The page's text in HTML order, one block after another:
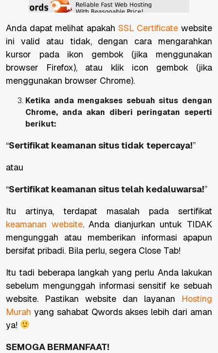
Anda dapat melihat apakah SSL Certificate website
ini valid atau tidak, dengan cara mengarahkan
kursor pada ikon gembok (jika menggunakan
browser Firefox), atau klik icon gembok (jika
menggunakan browser Chrome).
Ketika anda mengakses sebuah situs dengan
Chrome, anda akan diberi peringatan seperti
berikut:
“Sertifikat keamanan situs tidak tepercaya!”
atau
“Sertifikat keamanan situs telah kedaluwarsa!”
Itu artinya, terdapat masalah pada sertifikat
keamanan website.Anda dianjurkan untuk TIDAK
mengunggah atau memberikan informasi apapun
bersifat pribadi. Bila perlu, segera Close Tab!
Itu tadi beberapa langkah yang perlu Anda lakukan
sebelum mengunggah informasi sensitif ke sebuah
website. Pastikan website dan layanan Hosting
Murah yang sahabat Qwords akses lebih dari aman
ya!
SEMOGA BERMANFAAT!